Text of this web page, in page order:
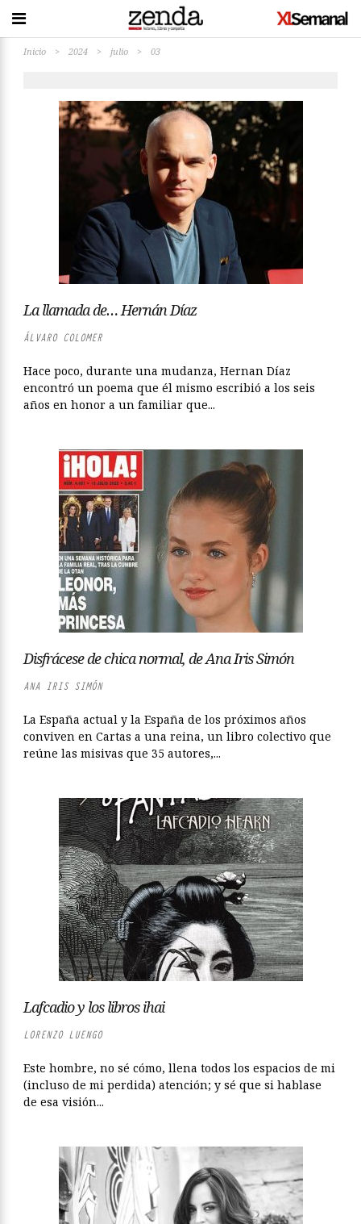
Inicio > 2024 > julio > 03
La llamada de… Hernán Díaz
ÁLVARO COLOMER
Hace poco, durante una mudanza, Hernan Díaz
encontró un poema que él mismo escribió a los seis
años en honor a un familiar que...
Disfrácese de chica normal, de Ana Iris Simón
ANA IRIS SIMÓN
La España actual y la España de los próximos años
conviven en Cartas a una reina, un libro colectivo que
reúne las misivas que 35 autores,...
Lafcadio y los libros ihai
LORENZO LUENGO
Este hombre, no sé cómo, llena todos los espacios de mi
(incluso de mi perdida) atención; y sé que si hablase
de esa visión...